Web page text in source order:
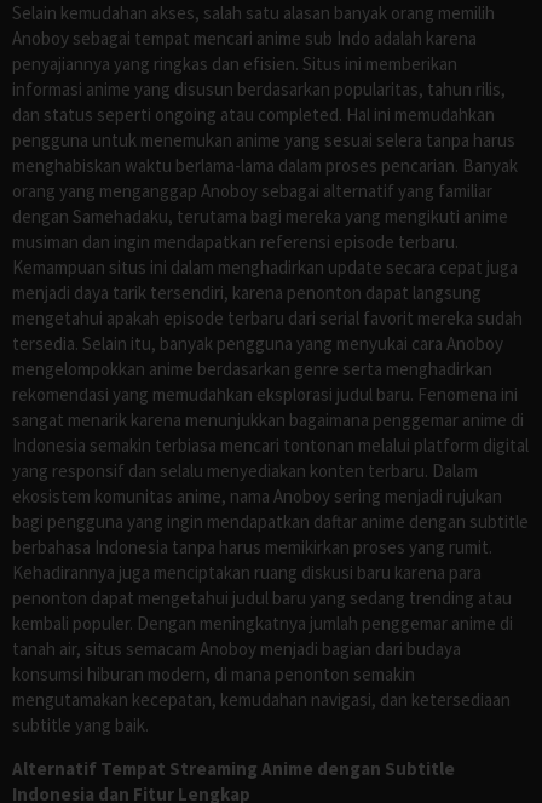
Selain kemudahan akses, salah satu alasan banyak orang memilih
Anoboy sebagai tempat mencari anime sub Indo adalah karena
penyajiannya yang ringkas dan efisien. Situs ini memberikan
informasi anime yang disusun berdasarkan popularitas, tahun rilis,
dan status seperti ongoing atau completed. Hal ini memudahkan
pengguna untuk menemukan anime yang sesuai selera tanpa harus
menghabiskan waktu berlama-lama dalam proses pencarian. Banyak
orang yang menganggap Anoboy sebagai alternatif yang familiar
dengan Samehadaku, terutama bagi mereka yang mengikuti anime
musiman dan ingin mendapatkan referensi episode terbaru.
Kemampuan situs ini dalam menghadirkan update secara cepat juga
menjadi daya tarik tersendiri, karena penonton dapat langsung
mengetahui apakah episode terbaru dari serial favorit mereka sudah
tersedia. Selain itu, banyak pengguna yang menyukai cara Anoboy
mengelompokkan anime berdasarkan genre serta menghadirkan
rekomendasi yang memudahkan eksplorasi judul baru. Fenomena ini
sangat menarik karena menunjukkan bagaimana penggemar anime di
Indonesia semakin terbiasa mencari tontonan melalui platform digital
yang responsif dan selalu menyediakan konten terbaru. Dalam
ekosistem komunitas anime, nama Anoboy sering menjadi rujukan
bagi pengguna yang ingin mendapatkan daftar anime dengan subtitle
berbahasa Indonesia tanpa harus memikirkan proses yang rumit.
Kehadirannya juga menciptakan ruang diskusi baru karena para
penonton dapat mengetahui judul baru yang sedang trending atau
kembali populer. Dengan meningkatnya jumlah penggemar anime di
tanah air, situs semacam Anoboy menjadi bagian dari budaya
konsumsi hiburan modern, di mana penonton semakin
mengutamakan kecepatan, kemudahan navigasi, dan ketersediaan
subtitle yang baik.
Alternatif Tempat Streaming Anime dengan Subtitle
Indonesia dan Fitur Lengkap